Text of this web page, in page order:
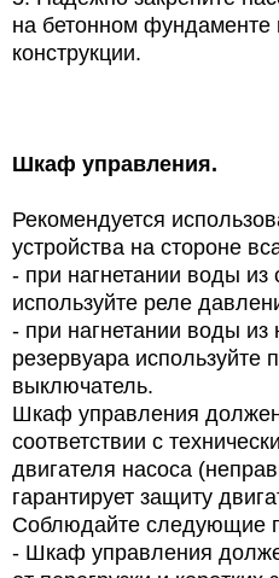
на бетонном фундаменте
конструкции.
Шкаф управления.
Рекомендуется
устройства на стороне
- при нагнетании воды
используйте реле
- при нагнетании воды из
резервуара используйте
выключатель.
Шкаф управления
соответствии с
двигателя насоса
гарантирует защиту
Соблюдайте следующие
- Шкаф управления